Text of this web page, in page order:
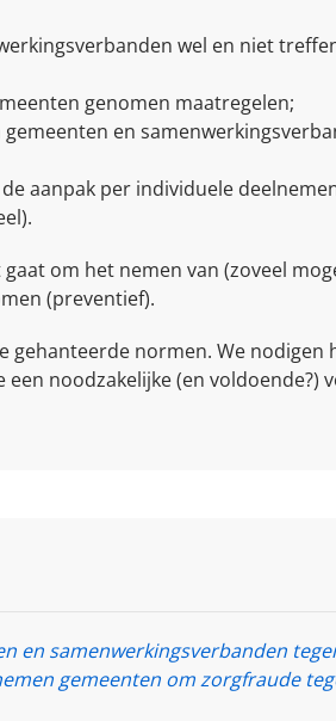
wel en niet
genomen maatregelen;
en
aanpak per individuele
om het nemen van (zoveel
(preventief).
gehanteerde normen. We
noodzakelijke (en voldoende?)
en samenwerkingsverbanden
gemeenten om zorgfraude